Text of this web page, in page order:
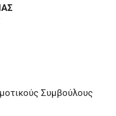
Συμβούλους